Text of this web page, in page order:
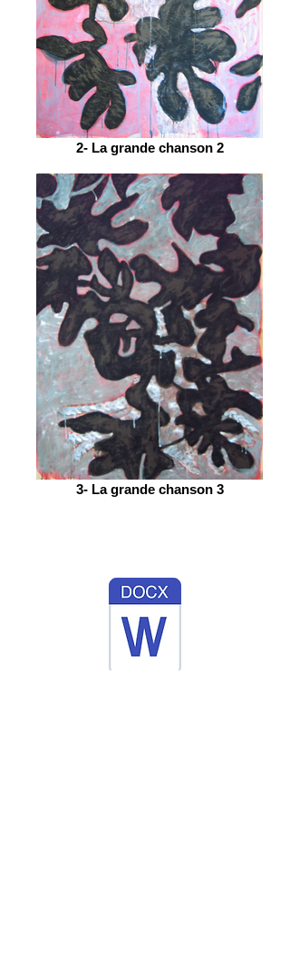
2- La grande chanson 2
3- La grande chanson 3